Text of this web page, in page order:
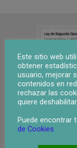
Este sitio web
obtener
usuario, mejorar
contenidos en
rechazar las
quiere deshabilitar.
Puede encontrar
de Cookies